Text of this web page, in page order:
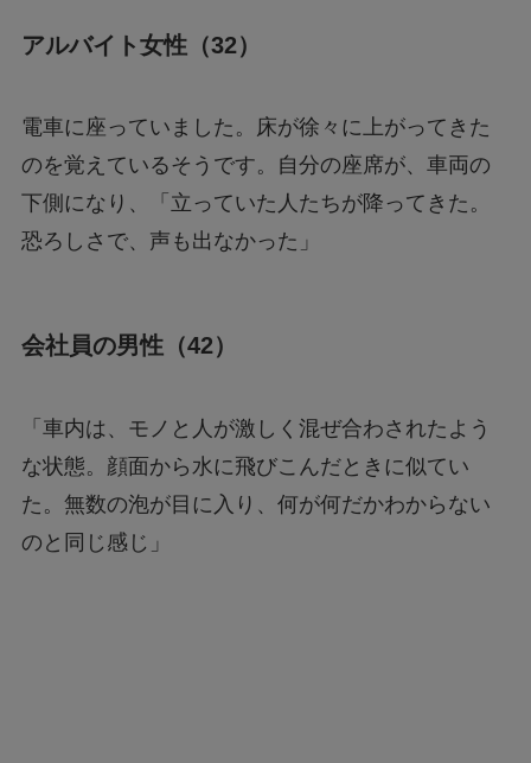
アルバイト女性（32）
電車に座っていました。床が徐々に上がってきた
のを覚えているそうです。自分の座席が、車両の
下側になり、「立っていた人たちが降ってきた。
恐ろしさで、声も出なかった」
会社員の男性（42）
「車内は、モノと人が激しく混ぜ合わされたよう
な状態。顔面から水に飛びこんだときに似てい
た。無数の泡が目に入り、何が何だかわからない
のと同じ感じ」